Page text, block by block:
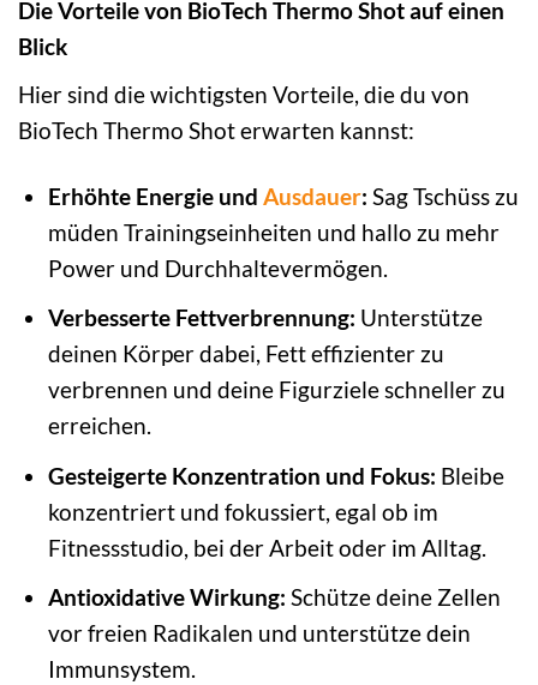
Die Vorteile von BioTech Thermo Shot auf einen
Blick
Hier sind die wichtigsten Vorteile, die du von
BioTech Thermo Shot erwarten kannst:
Erhöhte Energie und Ausdauer: Sag Tschüss zu
müden Trainingseinheiten und hallo zu mehr
Power und Durchhaltevermögen.
Verbesserte Fettverbrennung: Unterstütze
deinen Körper dabei, Fett effizienter zu
verbrennen und deine Figurziele schneller zu
erreichen.
Gesteigerte Konzentration und Fokus: Bleibe
konzentriert und fokussiert, egal ob im
Fitnessstudio, bei der Arbeit oder im Alltag.
Antioxidative Wirkung: Schütze deine Zellen
vor freien Radikalen und unterstütze dein
Immunsystem.